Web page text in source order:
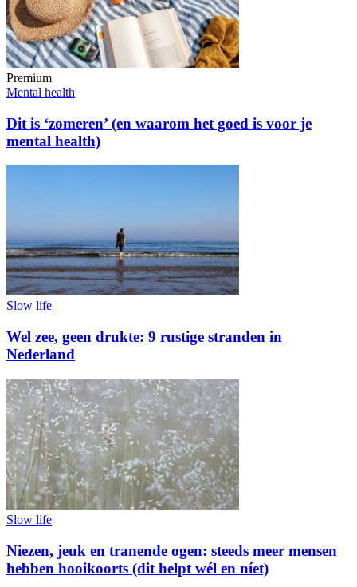
Premium
Mental health
Dit is ‘zomeren’ (en waarom het goed is voor je
mental health)
Slow life
Wel zee, geen drukte: 9 rustige stranden in
Nederland
Slow life
Niezen, jeuk en tranende ogen: steeds meer mensen
hebben hooikoorts (dit helpt wél en níet)